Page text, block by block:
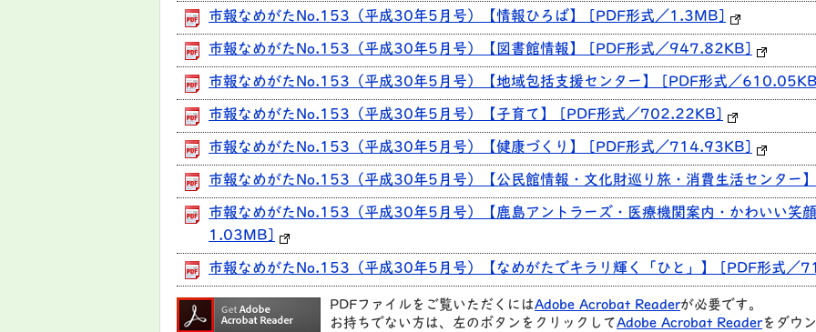
市報なめがたNo.153（平成30年5月号）【情報ひろば】 [PDF形式／1.3MB]
市報なめがたNo.153（平成30年5月号）【図書館情報】 [PDF形式／947.82KB]
市報なめがたNo.153（平成30年5月号）【地域包括支援センター】 [PDF形式／
市報なめがたNo.153（平成30年5月号）【子育て】 [PDF形式／702.22KB]
市報なめがたNo.153（平成30年5月号）【健康づくり】 [PDF形式／714.93KB]
市報なめがたNo.153（平成30年5月号）【公民館情報・文化財巡り旅・消費生活センタ
市報なめがたNo.153（平成30年5月号）【鹿島アントラーズ・医療機関案内・かわいい笑
1.03MB]
市報なめがたNo.153（平成30年5月号）【なめがたでキラリ輝く「ひと」】 [PDF形式／
PDFファイルをご覧いただくにはAdobe Acrobat Readerが必要です。
お持ちでない方は、左のボタンをクリックして Adobe Acrobat Readerをダウ